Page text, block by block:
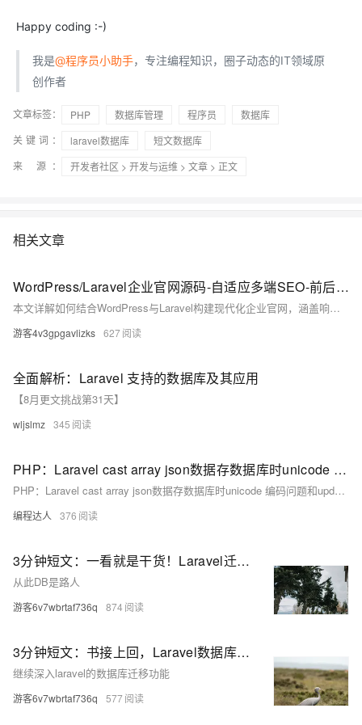
Happy coding :-)
我是@程序员小助手，专注编程知识，圈子动态的IT领域原
创作者
文章标签： PHP 数据库管理 程序员
数据库
关键词：
laravel数据库
短文数据库
来 源：
开发者社区 > 开发与运维 > 文章 > 正文
相关文章
WordPress/Laravel企业官网源码-自适应多端SEO-前后端分离源码含数据库与部署文档​
本文详解如何结合WordPress与Laravel构建现代化企业官网，涵盖响应式设计、SEO优化、前后端分离、数据库安全及自动化部署。通过实战案例展示性能提升成果，并展望AI、云原生与区块链的未来融合方向，助力企业实现数字化增长。
游客4v3gpgavlizks 627
全面解析：Laravel 支持的数据库及其应用
【8月更文挑战第31天】
wljslmz 345
PHP：Laravel cast array json数据存数据库时unicode 编码问题和update更新不触发数据转换
PHP：Laravel cast array json数据存数据库时unicode 编码问题和update更新不触发数据转换
编程达人 376
3分钟短文：一看就是干货！Laravel迁移数据库！
从此DB是路人
游客6v7wbrtaf736q 874
3分钟短文：书接上回，Laravel数据库迁移的那些个小技巧
继续深入laravel的数据库迁移功能
游客6v7wbrtaf736q 577